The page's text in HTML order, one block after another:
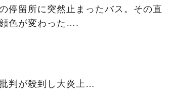
停留所に突然止まったバス。その直
色が変わった….
判が殺到し大炎上…